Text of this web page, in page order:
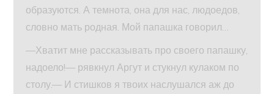
образуются. А темнота, она для нас, людоедов,
словно мать родная. Мой папашка говорил…
—Хватит мне рассказывать про своего папашку,
надоело!— рявкнул Аргут и стукнул кулаком по
столу.— И стишков я твоих наслушался аж до